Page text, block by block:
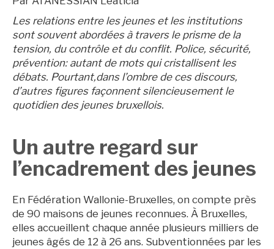
Les relations entre les jeunes et les institutions
sont souvent abordées à travers le prisme de la
tension, du contrôle et du conflit. Police, sécurité,
prévention: autant de mots qui cristallisent les
débats. Pourtant,dans l’ombre de ces discours,
d’autres figures façonnent silencieusement le
quotidien des jeunes bruxellois.
Un autre regard sur
l’encadrement des jeunes
En Fédération Wallonie-Bruxelles, on compte près
de 90 maisons de jeunes reconnues. À Bruxelles,
elles accueillent chaque année plusieurs milliers de
jeunes âgés de 12 à 26 ans. Subventionnées par les